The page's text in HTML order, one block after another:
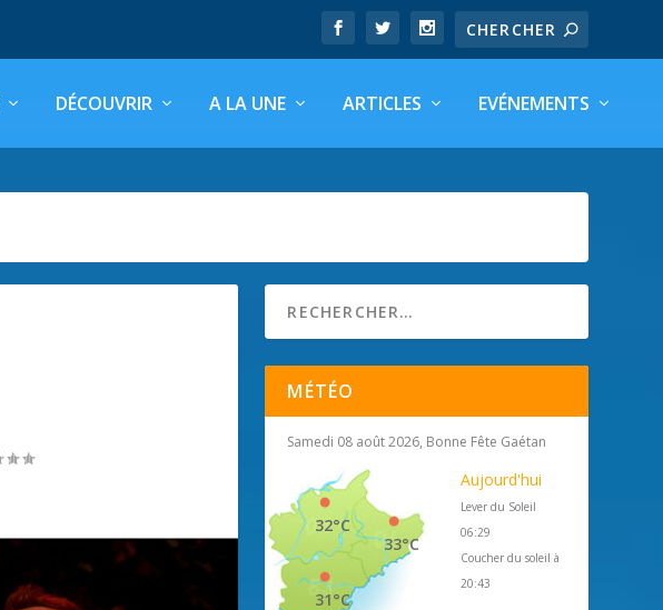
DÉCOUVRIR A LA UNE ARTICLES EVÉNEMENTS
MÉTÉO
Samedi 08 août 2026, Bonne Fête Gaétan
33°C
32°C
31°C
Aujourd'hui
Lever du Soleil
06:29
Coucher du soleil à
20:43